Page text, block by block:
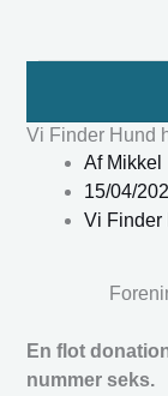
Vi Finder Hund
AfMikkel
15/04/
Vi Finder
En flot
nummer seks.